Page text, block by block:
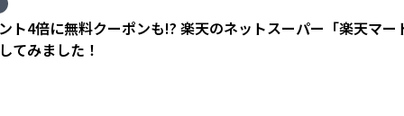
ト4倍に無料クーポンも!? 楽天のネットスーパー「楽天マ
てみました！